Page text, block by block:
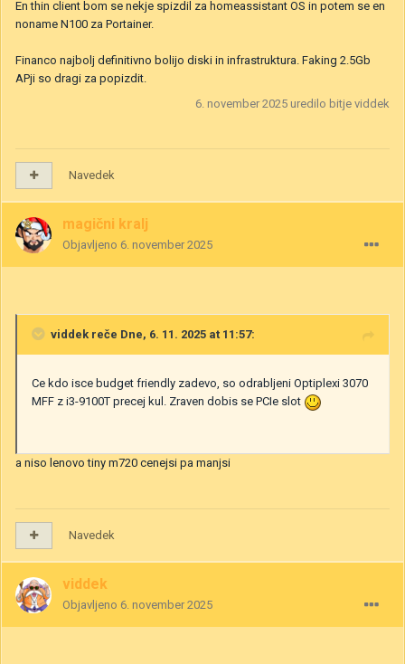
En thin client bom se nekje spizdil za homeassistant OS in potem se en
noname N100 za Portainer.
Financo najbolj definitivno bolijo diski in infrastruktura. Faking 2.5Gb
APji so dragi za popizdit.
6. november 2025 uredilo bitje viddek
Navedek
magični kralj
Objavljeno 6. november 2025
viddek reče Dne, 6. 11. 2025 at 11:57:
Ce kdo isce budget friendly zadevo, so odrabljeni Optiplexi 3070
MFF z i3-9100T precej kul. Zraven dobis se PCIe slot
a niso lenovo tiny m720 cenejsi pa manjsi
Navedek
viddek
Objavljeno 6. november 2025